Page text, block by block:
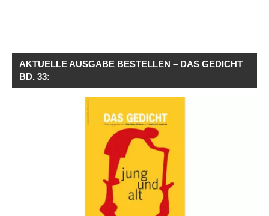
AKTUELLE AUSGABE BESTELLEN – DAS GEDICHT
BD. 33: